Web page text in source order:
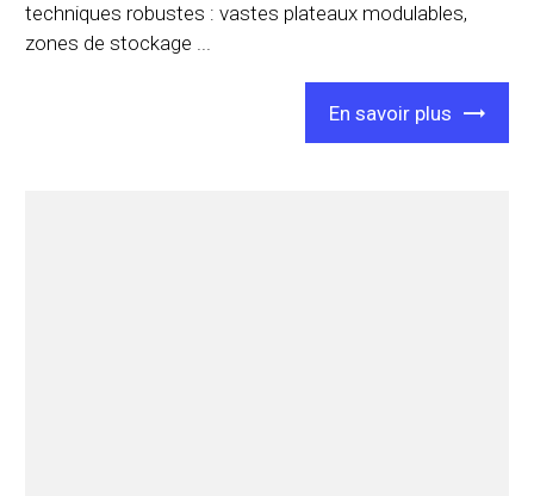
techniques robustes : vastes plateaux modulables,
zones de stockage ...
En savoir plus